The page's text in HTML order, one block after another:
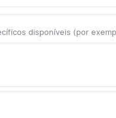
disponíveis (por